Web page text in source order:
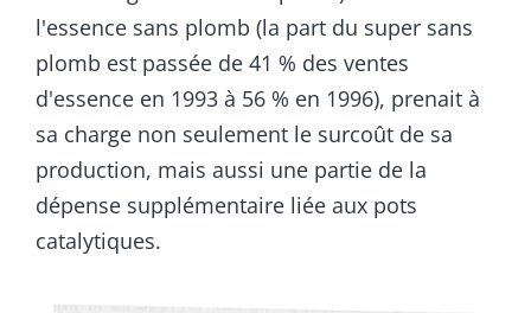
l'essence sans plomb (la part du super sans
plomb est passée de 41 % des ventes
d'essence en 1993 à 56 % en 1996), prenait à
sa charge non seulement le surcoût de sa
production, mais aussi une partie de la
dépense supplémentaire liée aux pots
catalytiques.